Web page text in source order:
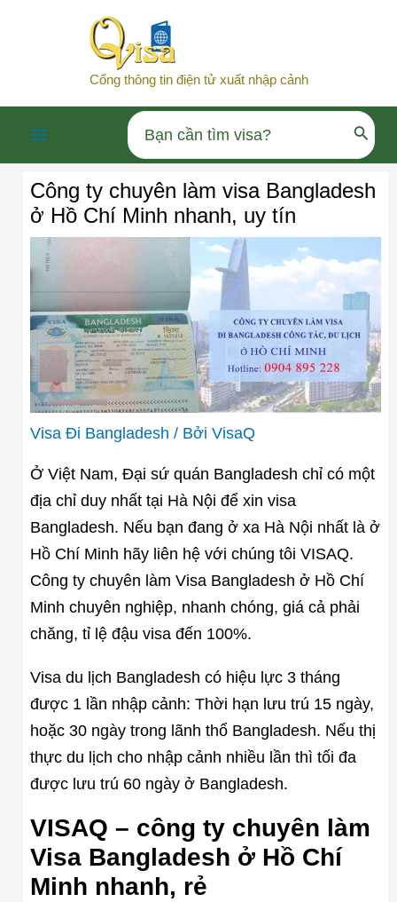
Cổng thông tin điện tử xuất nhập cảnh
Menu
Search
for:
Công ty chuyên làm visa Bangladesh
ở Hồ Chí Minh nhanh, uy tín
Visa Đi Bangladesh / Bởi VisaQ
Ở Việt Nam, Đại sứ quán Bangladesh chỉ có một
địa chỉ duy nhất tại Hà Nội để xin visa
Bangladesh. Nếu bạn đang ở xa Hà Nội nhất là ở
Hồ Chí Minh hãy liên hệ với chúng tôi VISAQ.
Công ty chuyên làm Visa Bangladesh ở Hồ Chí
Minh chuyên nghiệp, nhanh chóng, giá cả phải
chăng, tỉ lệ đậu visa đến 100%.
Visa du lịch Bangladesh có hiệu lực 3 tháng
được 1 lần nhập cảnh: Thời hạn lưu trú 15 ngày,
hoặc 30 ngày trong lãnh thổ Bangladesh. Nếu thị
thực du lịch cho nhập cảnh nhiều lần thì tối đa
được lưu trú 60 ngày ở Bangladesh.
VISAQ – công ty chuyên làm
Visa Bangladesh ở Hồ Chí
Minh nhanh, rẻ